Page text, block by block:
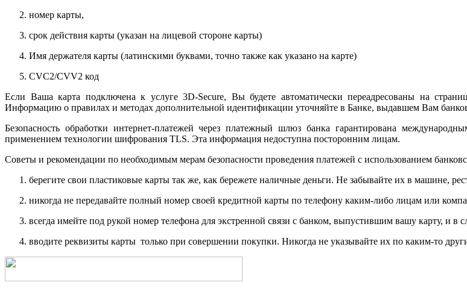
номер карты,
срок действия карты (указан на лицевой стороне карты)
Имя держателя карты (латинскими буквами, точно также как указано на карте)
CVC2/CVV2 код
Если Ваша карта подключена к услуге 3D-Secure, Вы будете автоматически переадресованы на
Информацию о правилах и методах дополнительной идентификации уточняйте в Банке, выдавшем Вам
Безопасность обработки интернет-платежей через платежный шлюз банка гарантирована
применением технологии шифрования TLS. Эта информация недоступна посторонним лицам.
Советы и рекомендации по необходимым мерам безопасности проведения платежей с использованием
берегите свои пластиковые карты так же, как бережете наличные деньги. Не забывайте их в машине,
никогда не передавайте полный номер своей кредитной карты по телефону каким-либо лицам или
всегда имейте под рукой номер телефона для экстренной связи с банком, выпустившим вашу карту, и в
вводите реквизиты карты только при совершении покупки. Никогда не указывайте их по каким-то